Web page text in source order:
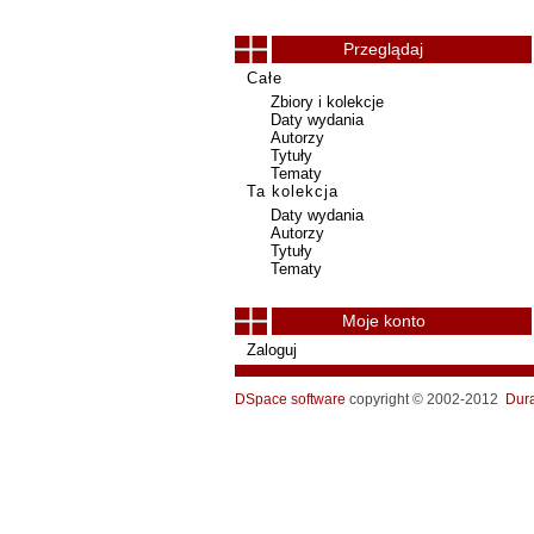
Przeglądaj
Całe
Zbiory i kolekcje
Daty wydania
Autorzy
Tytuły
Tematy
Ta kolekcja
Daty wydania
Autorzy
Tytuły
Tematy
Moje konto
Zaloguj
DSpace software copyright © 2002-2012